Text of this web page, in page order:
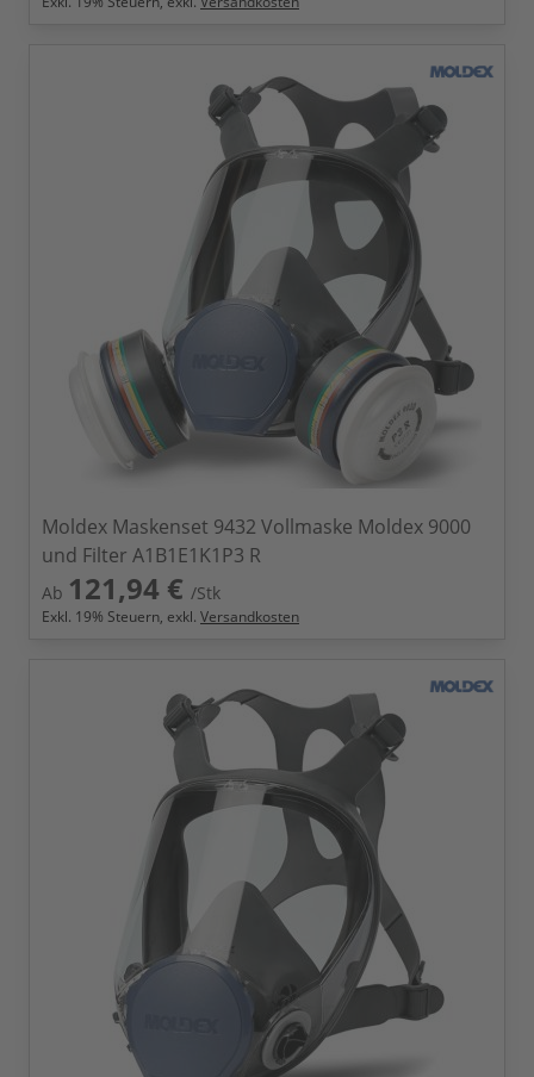
Moldex Maskenset 9432 Vollmaske Moldex 9000
und Filter A1B1E1K1P3 R
Ab 121,94 € /Stk
Exkl. 19% Steuern, exkl. Versandkosten